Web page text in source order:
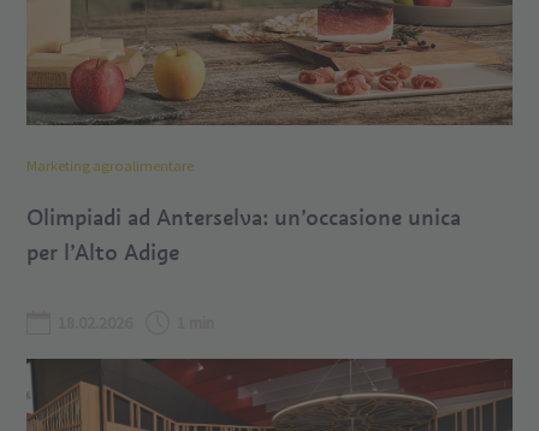
Marketing agroalimentare
Olimpiadi ad Anterselva: un’occasione unica
per l’Alto Adige